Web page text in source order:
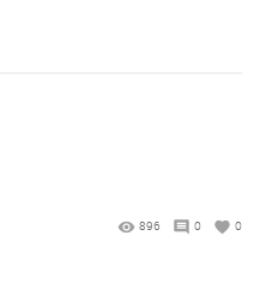
896 0 0